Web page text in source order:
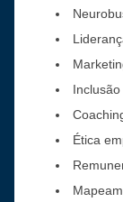
Ética